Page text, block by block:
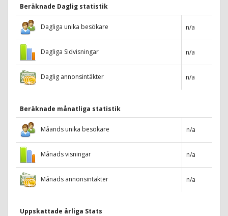
Beräknade Daglig statistik
Dagliga unika besökare n/a
Dagliga Sidvisningar n/a
Daglig annonsintäkter n/a
Beräknade månatliga statistik
Måands unika besökare n/a
Månads visningar n/a
Månads annonsintäkter n/a
Uppskattade årliga Stats